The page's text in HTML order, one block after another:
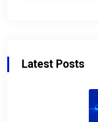
Latest Posts